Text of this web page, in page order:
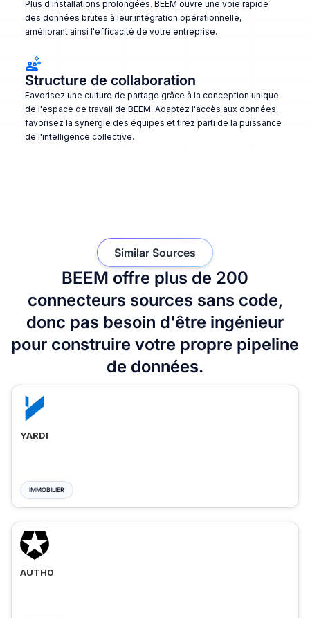
Plus d'installations prolongées. BEEM ouvre une voie rapide
des données brutes à leur intégration opérationnelle,
améliorant ainsi l'efficacité de votre entreprise.
Structure de collaboration
Favorisez une culture de partage grâce à la conception unique
de l'espace de travail de BEEM. Adaptez l'accès aux données,
favorisez la synergie des équipes et tirez parti de la puissance
de l'intelligence collective.
BEEM offre plus de 200
connecteurs sources sans code,
donc pas besoin d'être ingénieur
pour construire votre propre pipeline
de données.
Similar Sources
YARDI
IMMOBILIER
AUTH0